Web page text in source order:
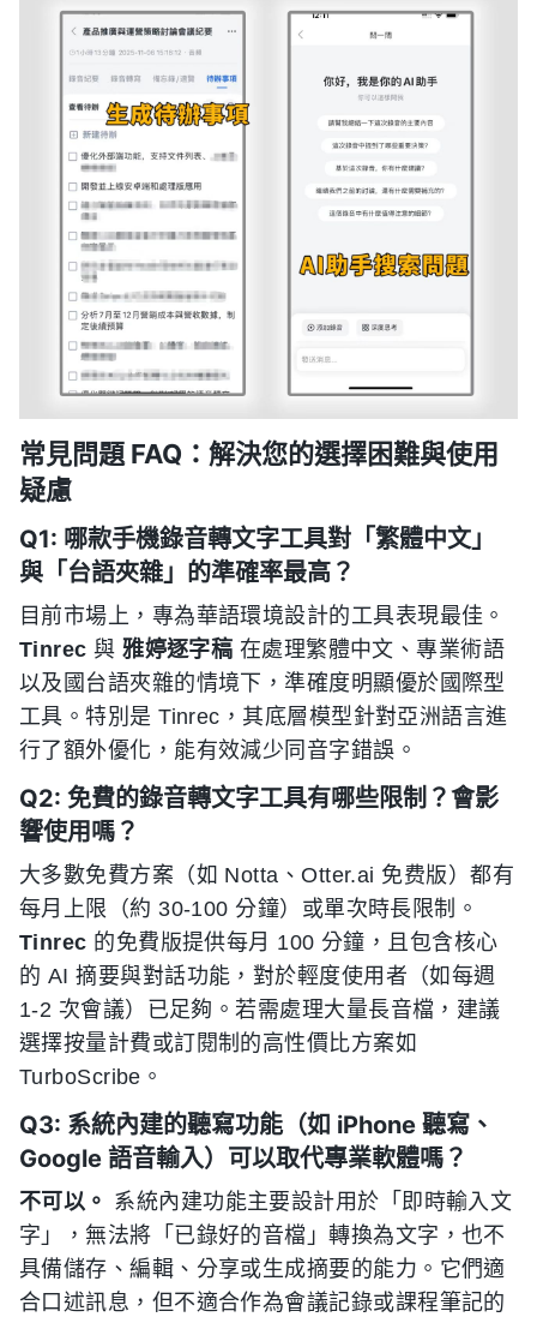
常見問題 FAQ：解決您的選擇困難與使用
疑慮
Q1: 哪款手機錄音轉文字工具對「繁體中文」
與「台語夾雜」的準確率最高？
目前市場上，專為華語環境設計的工具表現最佳。
Tinrec 與雅婷逐字稿 在處理繁體中文、專業術語
以及國台語夾雜的情境下，準確度明顯優於國際型
工具。特別是 Tinrec，其底層模型針對亞洲語言進
行了額外優化，能有效減少同音字錯誤。
Q2: 免費的錄音轉文字工具有哪些限制？會影
響使用嗎？
大多數免費方案（如 Notta、Otter.ai 免费版）都有
每月上限（約 30-100 分鐘）或單次時長限制。
Tinrec 的免費版提供每月 100 分鐘，且包含核心
的 AI 摘要與對話功能，對於輕度使用者（如每週
1-2 次會議）已足夠。若需處理大量長音檔，建議
選擇按量計費或訂閱制的高性價比方案如
TurboScribe。
Q3: 系統內建的聽寫功能（如 iPhone 聽寫、
Google 語音輸入）可以取代專業軟體嗎？
不可以。 系統內建功能主要設計用於「即時輸入文
字」，無法將「已錄好的音檔」轉換為文字，也不
具備儲存、編輯、分享或生成摘要的能力。它們適
合口述訊息，但不適合作為會議記錄或課程筆記的